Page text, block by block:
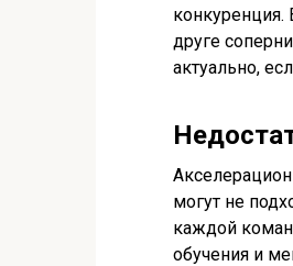
друге
актуально,
могут не
каждой
обучения и